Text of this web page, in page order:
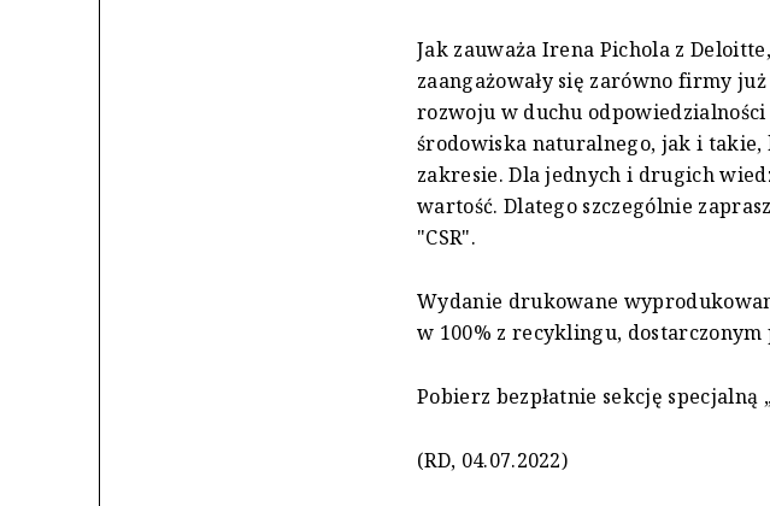
Jak zauważa Irena Pichola z
zaangażowały się zarówno firmy
rozwoju w duchu
środowiska naturalnego, jak i
zakresie. Dla jednych i drugich
wartość. Dlatego szczególnie
"CSR".
Wydanie drukowane
w 100% z recyklingu,
Pobierz bezpłatnie sekcję specjalną
(RD, 04.07.2022)